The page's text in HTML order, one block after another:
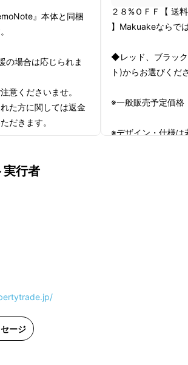
、約２回分充電可能​。​​
イバシーを守ります。
』本体と同梱
の場合は応じられま
意くださいませ。
た方に関しては返金
だきます。
２８%ＯＦＦ【 送
】Makuakeならで
◆レッド、ブラッ
ト)からお選びくだ
※一般販売予定価
※デザイン・仕様は
実行者
ージ